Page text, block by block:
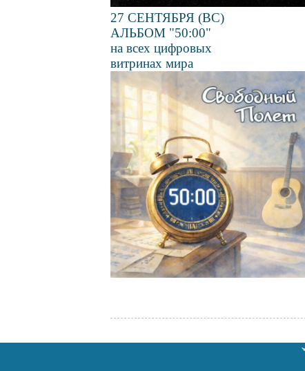
27 СЕНТЯБРЯ (ВС)
АЛЬБОМ "50:00"
на всех цифровых
витринах мира
Файл
изображения